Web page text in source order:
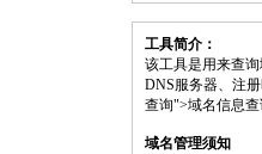
工具简介：
该工具是用来查
DNS服务器、注册
查询">域名信息
域名管理须知